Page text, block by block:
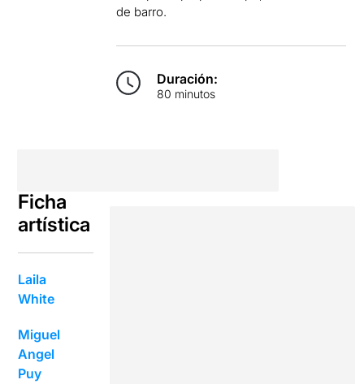
de barro.
Duración:
80 minutos
Ficha
artística
Laila
White
Miguel
Angel
Puy